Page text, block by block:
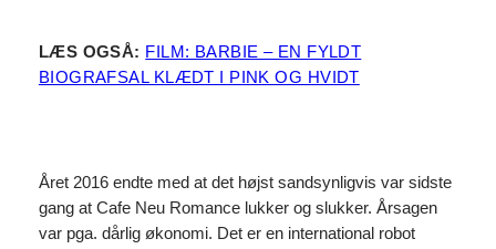
LÆS OGSÅ: FILM: BARBIE – EN FYLDT
BIOGRAFSAL KLÆDT I PINK OG HVIDT
Året 2016 endte med at det højst sandsynligvis var sidste
gang at Cafe Neu Romance lukker og slukker. Årsagen
var pga. dårlig økonomi. Det er en international robot